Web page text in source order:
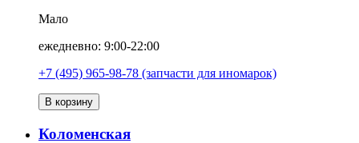
Мало
ежедневно: 9:00-22:00
+7 (495) 965-98-78 (запчасти для иномарок)
В корзину
Коломенская